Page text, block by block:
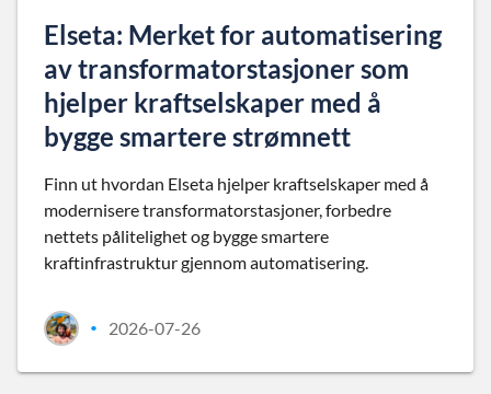
Elseta: Merket for automatisering
av transformatorstasjoner som
hjelper kraftselskaper med å
bygge smartere strømnett
Finn ut hvordan Elseta hjelper kraftselskaper med å
modernisere transformatorstasjoner, forbedre
nettets pålitelighet og bygge smartere
kraftinfrastruktur gjennom automatisering.
• 2026-07-26